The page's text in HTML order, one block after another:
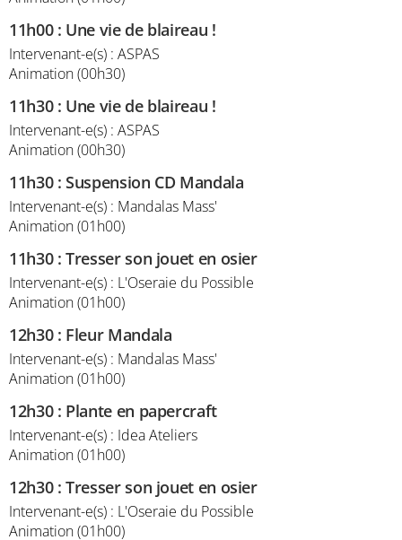
11h00: Une vie de blaireau !
Intervenant-e(s) : ASPAS
Animation (00h30)
11h30: Une vie de blaireau !
Intervenant-e(s) : ASPAS
Animation (00h30)
11h30:Suspension CD Mandala
Intervenant-e(s) : Mandalas Mass'
Animation (01h00)
11h30:Tresser son jouet en osier
Intervenant-e(s) : L'Oseraie du Possible
Animation (01h00)
12h30: Fleur Mandala
Intervenant-e(s) : Mandalas Mass'
Animation (01h00)
12h30: Plante en papercraft
Intervenant-e(s) : Idea Ateliers
Animation (01h00)
12h30:Tresser son jouet en osier
Intervenant-e(s) : L'Oseraie du Possible
Animation (01h00)